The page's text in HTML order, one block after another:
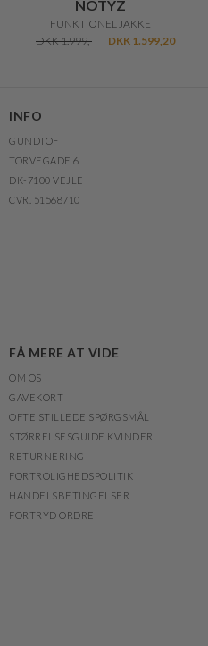
NOTYZ
FUNKTIONEL JAKKE
DKK 1.999,-
DKK 1.599,20
INFO
GUNDTOFT
TORVEGADE 6
DK-7100 VEJLE
CVR. 51568710
FÅ MERE AT VIDE
OM OS
GAVEKORT
OFTE STILLEDE SPØRGSMÅL
STØRRELSESGUIDE KVINDER
RETURNERING
FORTROLIGHEDSPOLITIK
HANDELSBETINGELSER
FORTRYD ORDRE